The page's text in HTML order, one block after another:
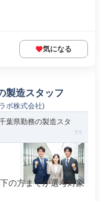
気になる
製造スタッフ
ボ株式会社)
葉県勤務の製造スタ
の方までが選考対象